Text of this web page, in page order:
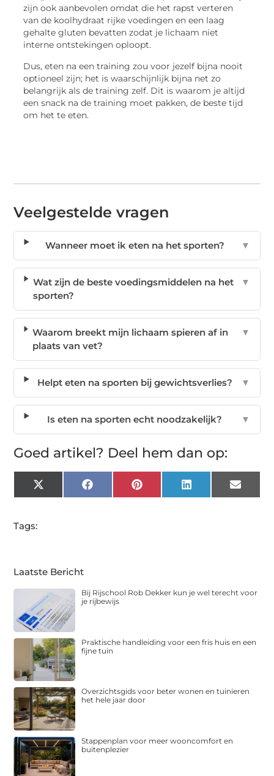
zijn ook aanbevolen omdat die het rapst verteren
van de koolhydraat rijke voedingen en een laag
gehalte gluten bevatten zodat je lichaam niet
interne ontstekingen oploopt.
Dus, eten na een training zou voor jezelf bijna nooit
optioneel zijn; het is waarschijnlijk bijna net zo
belangrijk als de training zelf. Dit is waarom je altijd
een snack na de training moet pakken, de beste tijd
om het te eten.
Veelgestelde vragen
Wanneer moet ik eten na het sporten? ▼
Wat zijn de beste voedingsmiddelen na het
sporten?
▼
Waarom breekt mijn lichaam spieren af in
plaats van vet?
▼
Helpt eten na sporten bij gewichtsverlies? ▼
Is eten na sporten echt noodzakelijk? ▼
Goed artikel? Deel hem dan op:
X
(Twitter)
FacebookPinterest LinkedIn Email
Tags:
Laatste Bericht
Bij Rijschool Rob Dekker kun je wel terecht voor
je rijbewijs
Praktische handleiding voor een fris huis en een
fijne tuin
Overzichtsgids voor beter wonen en tuinieren
het hele jaar door
Stappenplan voor meer wooncomfort en
buitenplezier